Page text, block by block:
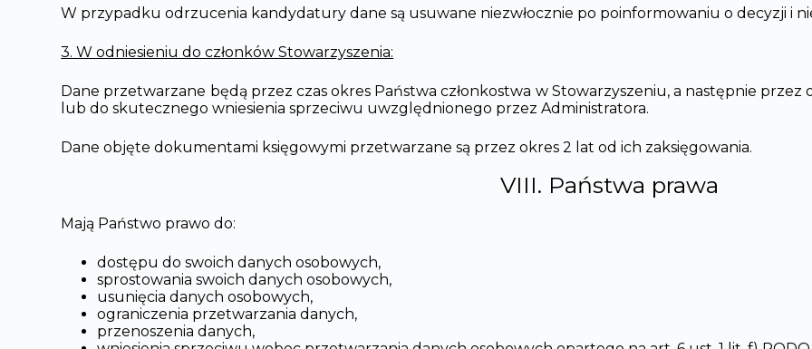
W przypadku odrzucenia kandydatury dane są usuwane niezwłocznie po poinformowaniu o decyzji i
3. W odniesieniu do członków Stowarzyszenia:
Dane przetwarzane będą przez czas okres Państwa członkostwa w Stowarzyszeniu, a następnie
lub do skutecznego wniesienia sprzeciwu uwzględnionego przez Administratora.
Dane objęte dokumentami księgowymi przetwarzane są przez okres 2 lat od ich zaksięgowania.
VIII. Państwa prawa
Mają Państwo prawo do:
dostępu do swoich danych osobowych,
sprostowania swoich danych osobowych,
usunięcia danych osobowych,
ograniczenia przetwarzania danych,
przenoszenia danych,